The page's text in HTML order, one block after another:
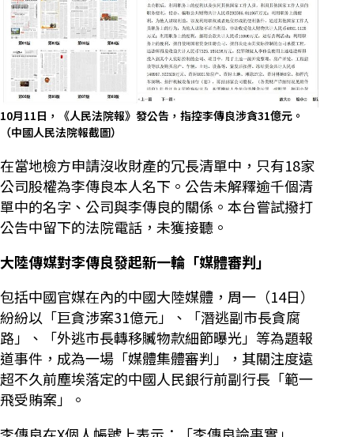
10月11日，《人民法院報》發公告，指控李傳良涉貪31億元。
（中國人民法院報截圖）
在當地檢方申請沒收財產的冗長清單中，只有18家
公司股權為李傳良本人名下。公告未解釋逾千個清
單中的名字、公司與李傳良的關係。本台嘗試撥打
公告中留下的法院電話，未獲接聽。
大陸傳媒對李傳良發起新一輪「媒體審判」
包括中國官媒在內的中國大陸媒體，周一（14日）
紛紛以「巨貪涉案31億元」、「潛逃副市長貪腐
路」、「外逃市長轉移贓物款細節曝光」等為題報
道事件，成為一場「媒體集體審判」，其關注度遠
超不久前塵埃落定的中國人民銀行前副行長「範一
飛受賄案」。